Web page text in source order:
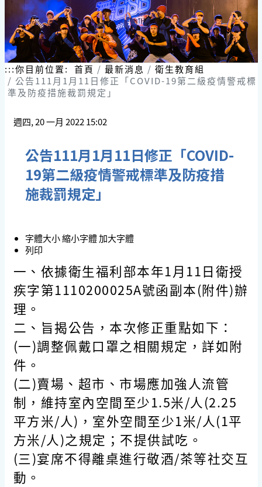
:::你目前位置: 首頁 最新消息
衛生教育組
公告111月1月11日修正「COVID-19第二級疫情警戒標
準及防疫措施裁罰規定」
週四, 20 一月 2022 15:02
公告111月1月11日修正「COVID-
19第二級疫情警戒標準及防疫措
施裁罰規定」
字體大小縮小字體加大字體
列印
一、依據衛生福利部本年1月11日衛授
疾字第1110200025A號函副本(附件)辦
理。
二、旨揭公告，本次修正重點如下：
(一)調整佩戴口罩之相關規定，詳如附
件。
(二)賣場、超市、市場應加強人流管
制，維持室內空間至少1.5米/人(2.25
平方米/人)，室外空間至少1米/人(1平
方米/人)之規定；不提供試吃。
(三)宴席不得離桌進行敬酒/茶等社交互
動。